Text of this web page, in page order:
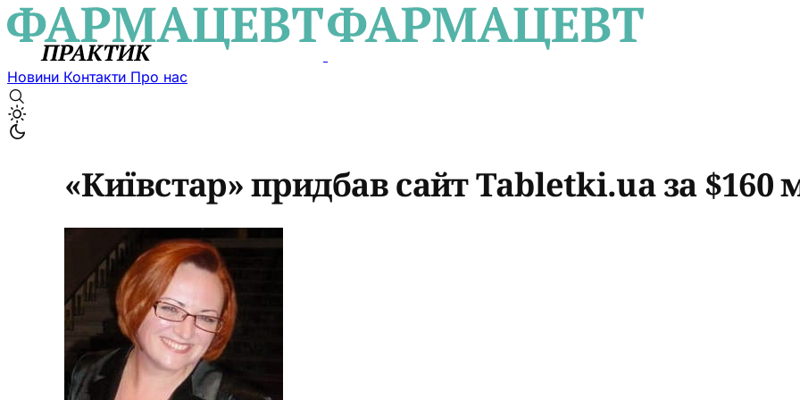
Новини Контакти Про нас
«Київстар» придбав сайт Tabletki.ua за $160